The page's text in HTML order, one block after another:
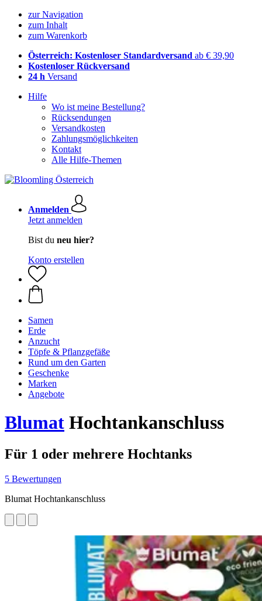
zur Navigation
zum Inhalt
zum Warenkorb
Österreich: Kostenloser Standardversand ab € 39,90
Kostenloser Rückversand
24 h Versand
Hilfe
Wo ist meine Bestellung?
Rücksendungen
Versandkosten
Zahlungsmöglichkeiten
Kontakt
Alle Hilfe-Themen
Anmelden
Jetzt anmelden
Bist du neu hier?
Konto erstellen
Samen
Erde
Anzucht
Töpfe & Pflanzgefäße
Rund um den Garten
Geschenke
Marken
Angebote
Blumat Hochtankanschluss
Für 1 oder mehrere Hochtanks
5 Bewertungen
Blumat Hochtankanschluss